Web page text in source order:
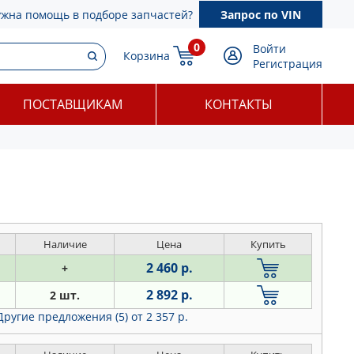
помощь в подборе запчастей? Запрос по VIN
Корзина
0
Войти
Регистрация
ПОСТАВЩИКАМ КОНТАКТЫ
Наличие Цена Купить
+ 2 460 р.
2 шт. 2 892 р.
предложения (5) от 2 357 р.